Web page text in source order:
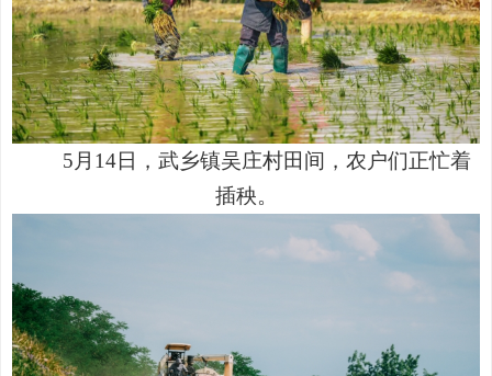
5 月 14日，武乡镇吴庄村田间，农户们正忙着
插秧。